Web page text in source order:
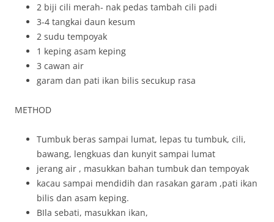
2 biji cili merah- nak pedas tambah cili padi
3-4 tangkai daun kesum
2 sudu tempoyak
1 keping asam keping
3 cawan air
garam dan pati ikan bilis secukup rasa
METHOD
Tumbuk beras sampai lumat, lepas tu tumbuk, cili,
bawang, lengkuas dan kunyit sampai lumat
jerang air , masukkan bahan tumbuk dan tempoyak
kacau sampai mendidih dan rasakan garam ,pati ikan
bilis dan asam keping.
BIla sebati, masukkan ikan,